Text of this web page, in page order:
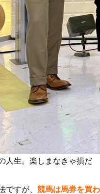
人生。楽しまなきゃ損だ
ですが、 競馬は馬券を買わ